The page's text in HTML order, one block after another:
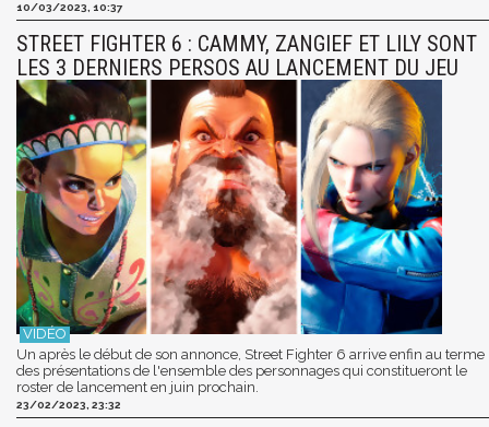
10/03/2023, 10:37
STREET FIGHTER 6 : CAMMY, ZANGIEF ET LILY SONT
LES 3 DERNIERS PERSOS AU LANCEMENT DU JEU
Un après le début de son annonce, Street Fighter 6 arrive enfin au terme
des présentations de l'ensemble des personnages qui constitueront le
roster de lancement en juin prochain.
23/02/2023, 23:32